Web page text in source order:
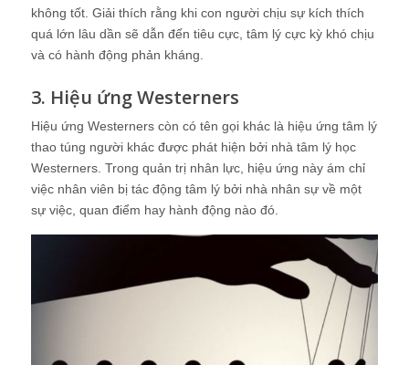
không tốt. Giải thích rằng khi con người chịu sự kích thích
quá lớn lâu dần sẽ dẫn đến tiêu cực, tâm lý cực kỳ khó chịu
và có hành động phản kháng.
3. Hiệu ứng Westerners
Hiệu ứng Westerners còn có tên gọi khác là hiệu ứng tâm lý
thao túng người khác được phát hiện bởi nhà tâm lý học
Westerners. Trong quản trị nhân lực, hiệu ứng này ám chỉ
việc nhân viên bị tác động tâm lý bởi nhà nhân sự về một
sự việc, quan điểm hay hành động nào đó.